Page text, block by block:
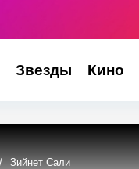
Звезды Кино
/ Зийнет Сали